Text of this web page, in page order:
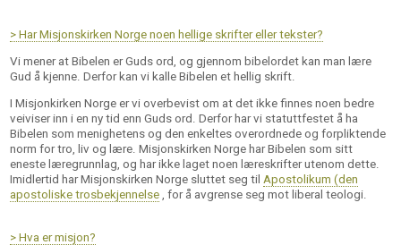
> Har Misjonskirken Norge noen hellige skrifter eller tekster?
Vi mener at Bibelen er Guds ord, og gjennom bibelordet kan man lære
Gud å kjenne. Derfor kan vi kalle Bibelen et hellig skrift.
I Misjonkirken Norge er vi overbevist om at det ikke finnes noen bedre
veiviser inn i en ny tid enn Guds ord. Derfor har vi statuttfestet å ha
Bibelen som menighetens og den enkeltes overordnede og forpliktende
norm for tro, liv og lære. Misjonskirken Norge har Bibelen som sitt
eneste læregrunnlag, og har ikke laget noen læreskrifter utenom dette.
Imidlertid har Misjonskirken Norge sluttet seg tilApostolikum (den
apostoliske trosbekjennelse , for å avgrense seg mot liberal teologi.
> Hva er misjon?